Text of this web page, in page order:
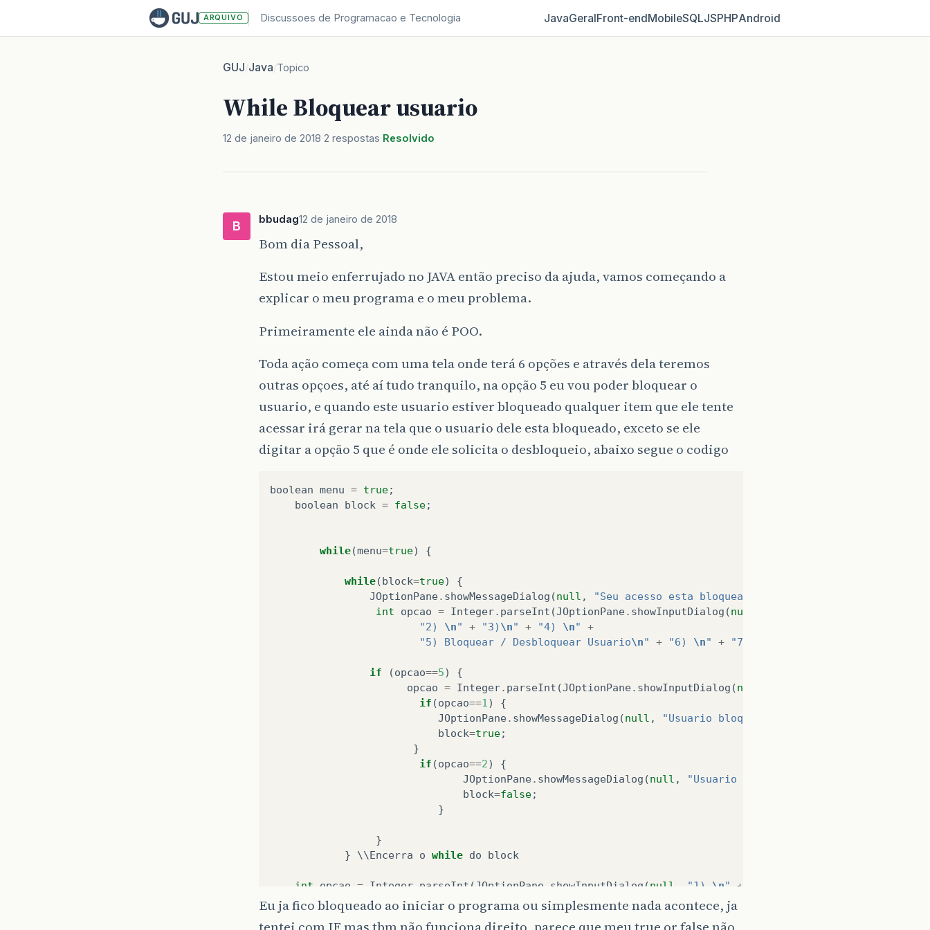
ARQUIVO Discussoes de Programacao e Tecnologia JavaGeralFront‑endMobileSQLJSPHPAndroid
GUJ/Java/Topico
While Bloquear usuario
12 de janeiro de 2018 2 respostas Resolvido
B bbudag12 de janeiro de 2018
Bom dia Pessoal,
Estou meio enferrujado no JAVA então preciso da ajuda, vamos começando a
explicar o meu programa e o meu problema.
Primeiramente ele ainda não é POO.
Toda ação começa com uma tela onde terá 6 opções e através dela teremos
outras opçoes, até aí tudo tranquilo, na opção 5 eu vou poder bloquear o
usuario, e quando este usuario estiver bloqueado qualquer item que ele tente
acessar irá gerar na tela que o usuario dele esta bloqueado, exceto se ele
digitar a opção 5 que é onde ele solicita o desbloqueio, abaixo segue o codigo
boolean menu = true;
boolean
block = false;
while(menu=true) {
while(block=true)
{
JOptionPane. showMessageDialog (null , "Seu acesso esta bloqueado"
int
opcao = Integer. parseInt (JOptionPane. showInputDialog (null
"2) \n" + "3) \n" + "4) \n"
+
"5) Bloquear / Desbloquear Usuario\n" + "6) \n" + "7) SAIR"
if (opcao==5)
{
opcao = Integer. parseInt (JOptionPane. showInputDialog (null
if (opcao==1 )
{
JOptionPane. showMessageDialog (null , "Usuario bloqueado"
block=true;
}
if (opcao==2)
{
JOptionPane. showMessageDialog (null , "Usuario desbloqueado"
block=false;
}
}
}
\\Encerra o while do block
int opcao = Integer parseInt ( JOptionPane showInputDialog (null "1) \n"
+
"2) \n + "3) "4)
"5) Bloquear / Desbloquear Usuario
"6) s
Eu ja fico bloqueado ao iniciar o programa ou simplesmente nada acontece, ja